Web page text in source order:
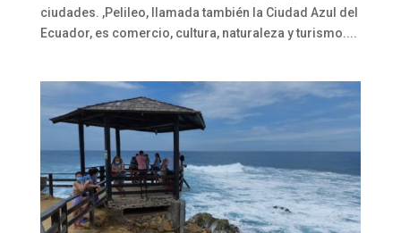
ciudades. ,Pelileo, llamada también la Ciudad Azul del
Ecuador, es comercio, cultura, naturaleza y turismo....